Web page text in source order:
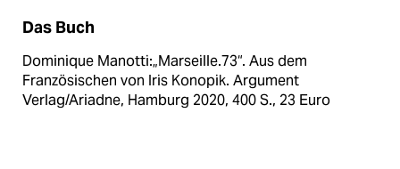
Das Buch
Dominique Manotti:„Marseille.73“. Aus dem
Französischen von Iris Konopik. Argument
Verlag/Ariadne, Hamburg 2020, 400 S., 23 Euro